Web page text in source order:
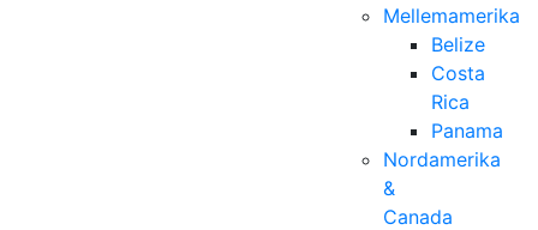
Mellemamerika
Belize
Costa
Rica
Panama
Nordamerika
&
Canada